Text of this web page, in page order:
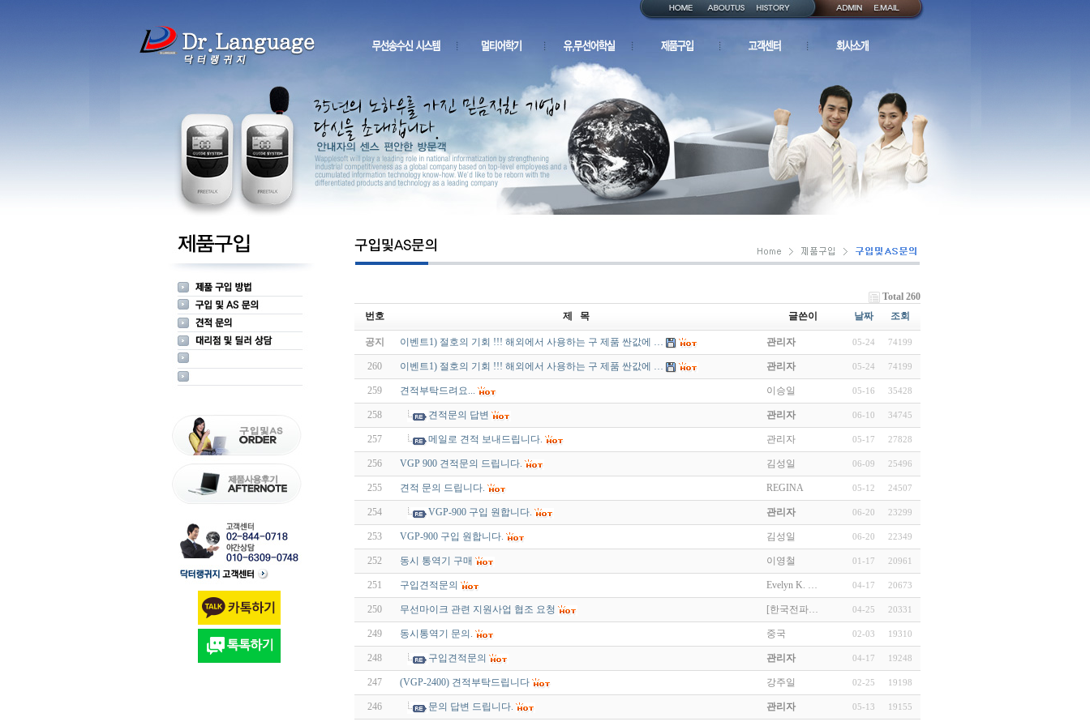
Total 260
번호
제 목 글쓴이 날짜 조회
공지 이벤트1) 절호의 기회 !!! 해외에서 사용하는 구 제품 싼값에 … 관리자 05-24 74199
260 이벤트1) 절호의 기회 !!! 해외에서 사용하는 구 제품 싼값에 … 관리자 05-24 74199
259 견적부탁드려요... 이승일 05-16 35428
258 견적문의 답변 관리자 06-10 34745
257 메일로 견적 보내드립니다. 관리자 05-17 27828
256 VGP 900 견적문의 드립니다. 김성일 06-09 25496
255 견적 문의 드립니다. REGINA 05-12 24507
254 VGP-900 구입 원합니다. 관리자 06-20 23299
253 VGP-900 구입 원합니다. 김성일 06-20 22349
252 동시 통역기 구매 이영철 01-17 20961
251 구입견적문의 Evelyn K. … 04-17 20673
250 무선마이크 관련 지원사업 협조 요청 [한국전파… 04-25 20331
249 동시통역기 문의. 중국 02-03 19310
248 구입견적문의 관리자 04-17 19248
247 (VGP-2400) 견적부탁드립니다 강주일 02-25 19198
246 문의 답변 드립니다. 관리자 05-13 19155